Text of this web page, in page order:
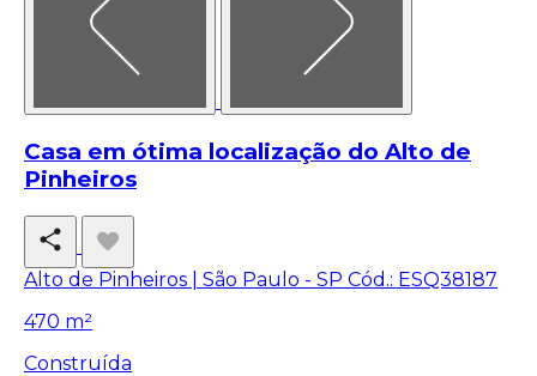
Casa em ótima localização do Alto de
Pinheiros
Alto de Pinheiros | São Paulo - SP Cód.: ESQ38187
470 m²
Construída